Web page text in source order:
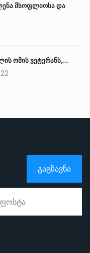
მსოფლიოსა და
ომის ვეტერანს,…
ᲒᲐᲒᲖᲐᲕᲜᲐ